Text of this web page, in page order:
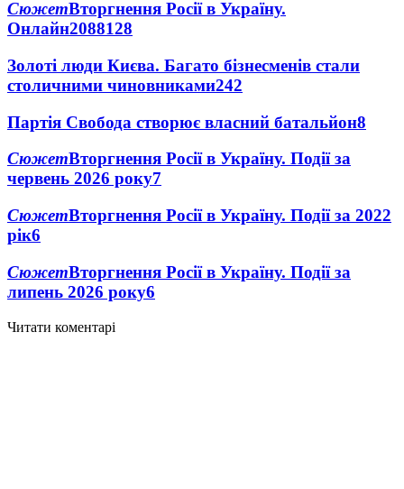
СюжетВторгнення Росії в Україну.
Онлайн2088128
Золоті люди Києва. Багато бізнесменів стали
столичними чиновниками242
Партія Свобода створює власний батальйон8
СюжетВторгнення Росії в Україну. Події за
червень 2026 року7
СюжетВторгнення Росії в Україну. Події за 2022
рік6
СюжетВторгнення Росії в Україну. Події за
липень 2026 року6
Читати коментарі